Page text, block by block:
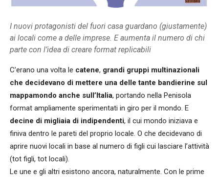
I nuovi protagonisti del fuori casa guardano (giustamente)
ai locali come a delle imprese. E aumenta il numero di chi
parte con l’idea di creare format replicabili
C’erano una volta le catene, grandi gruppi multinazionali
che decidevano di mettere una delle tante bandierine sul
mappamondo anche sull’Italia, portando nella Penisola
format ampliamente sperimentati in giro per il mondo. E
decine di migliaia di indipendenti, il cui mondo iniziava e
finiva dentro le pareti del proprio locale. O che decidevano di
aprire nuovi locali in base al numero di figli cui lasciare l’attività
(tot figli, tot locali).
Le une e gli altri esistono ancora, naturalmente. Con le prime